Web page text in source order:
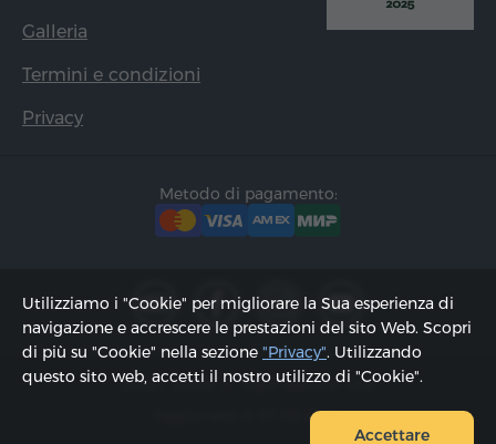
Galleria
Termini e condizioni
Privacy
Metodo di pagamento:
2002 - 2026, © "Hyur Service" Ltd;
Aggiornato il 07.08.2026
Utilizziamo i "Cookie" per migliorare la Sua esperienza di
navigazione e accrescere le prestazioni del sito Web. Scopri
di più su "Cookie" nella sezione "Privacy". Utilizzando
questo sito web, accetti il ​​nostro utilizzo di "Cookie".
Accettare